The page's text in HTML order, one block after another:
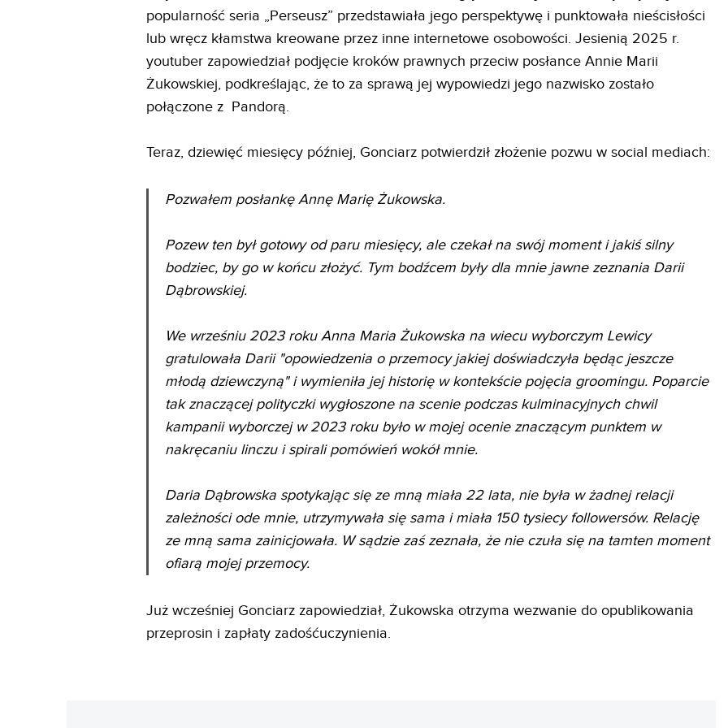
popularność seria „Perseusz” przedstawiała jego perspektywę i punktowała nieścisłości
lub wręcz kłamstwa kreowane przez inne internetowe osobowości. Jesienią 2025 r.
youtuber zapowiedział podjęcie kroków prawnych przeciw posłance Annie Marii
Żukowskiej, podkreślając, że to za sprawą jej wypowiedzi jego nazwisko zostało
połączone z Pandorą.
Teraz, dziewięć miesięcy później, Gonciarz potwierdził złożenie pozwu w social mediach:
Pozwałem posłankę Annę Marię Żukowska.
Pozew ten był gotowy od paru miesięcy, ale czekał na swój moment i jakiś silny
bodziec, by go w końcu złożyć. Tym bodźcem były dla mnie jawne zeznania Darii
Dąbrowskiej.
We wrześniu 2023 roku Anna Maria Żukowska na wiecu wyborczym Lewicy
gratulowała Darii "opowiedzenia o przemocy jakiej doświadczyła będąc jeszcze
młodą dziewczyną" i wymieniła jej historię w kontekście pojęcia groomingu. Poparcie
tak znaczącej polityczki wygłoszone na scenie podczas kulminacyjnych chwil
kampanii wyborczej w 2023 roku było w mojej ocenie znaczącym punktem w
nakręcaniu linczu i spirali pomówień wokół mnie.
Daria Dąbrowska spotykając się ze mną miała 22 lata, nie była w żadnej relacji
zależności ode mnie, utrzymywała się sama i miała 150 tysiecy followersów. Relację
ze mną sama zainicjowała. W sądzie zaś zeznała, że nie czuła się na tamten moment
ofiarą mojej przemocy.
Już wcześniej Gonciarz zapowiedział, Żukowska otrzyma wezwanie do opublikowania
przeprosin i zapłaty zadośćuczynienia.